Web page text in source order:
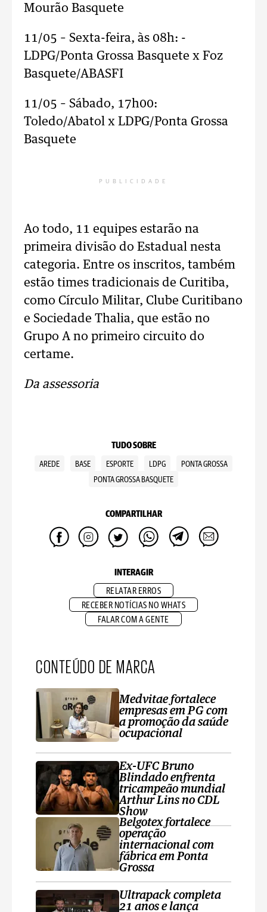
Mourão Basquete
11/05 – Sexta-feira, às 08h: -
LDPG/Ponta Grossa Basquete x Foz
Basquete/ABASFI
11/05 – Sábado, 17h00:
Toledo/Abatol x LDPG/Ponta Grossa
Basquete
PUBLICIDADE
Ao todo, 11 equipes estarão na
primeira divisão do Estadual nesta
categoria. Entre os inscritos, também
estão times tradicionais de Curitiba,
como Círculo Militar, Clube Curitibano
e Sociedade Thalia, que estão no
Grupo A no primeiro circuito do
certame.
Da assessoria
TUDO SOBRE
AREDE BASE ESPORTE LDPG
PONTA GROSSA
PONTA GROSSA BASQUETE
COMPARTILHAR
INTERAGIR
RELATAR ERROS
RECEBER NOTÍCIAS NO WHATS
FALAR COM A GENTE
CONTEÚDO DE MARCA
Medvitae fortalece
empresas em PG com
a promoção da saúde
ocupacional
Ex-UFC Bruno
Blindado enfrenta
tricampeão mundial
Arthur Lins no CDL
Show
Belgotex fortalece
operação
internacional com
fábrica em Ponta
Grossa
Ultrapack completa
21 anos e lança